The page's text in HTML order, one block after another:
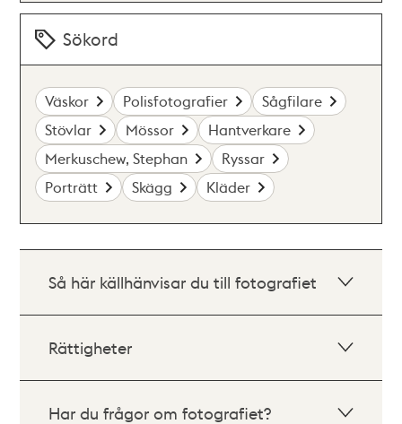
Sökord
Väskor Polisfotografier
Sågfilare
Stövlar
Mössor
Hantverkare
Merkuschew, Stephan
Ryssar
Porträtt
Skägg Kläder
Så här källhänvisar du till fotografiet
Rättigheter
Har du frågor om fotografiet?